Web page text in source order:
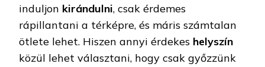
induljon kirándulni, csak érdemes
rápillantani a térképre, és máris számtalan
ötlete lehet. Hiszen annyi érdekes helyszín
közül lehet választani, hogy csak győzzünk